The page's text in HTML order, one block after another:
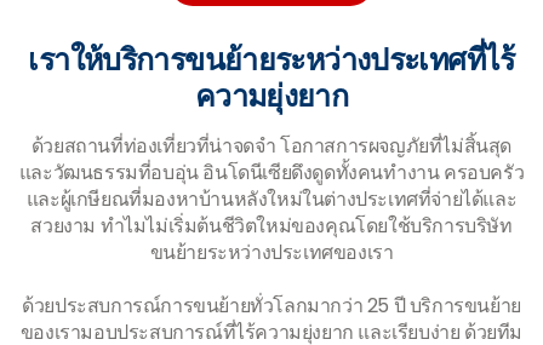
เราให้บริการขนย้ายระหว่างประเทศที่ไร้
ความยุ่งยาก
ด้วยสถานที่ท่องเที่ยวที่น่าจดจำ โอกาสการผจญภัยที่ไม่สิ้นสุด
และวัฒนธรรมที่อบอุ่น อินโดนีเซียดึงดูดทั้งคนทำงาน ครอบครัว
และผู้เกษียณที่มองหาบ้านหลังใหม่ในต่างประเทศที่จ่ายได้และ
สวยงาม ทำไมไม่เริ่มต้นชีวิตใหม่ของคุณโดยใช้บริการบริษัท
ขนย้ายระหว่างประเทศของเรา
ด้วยประสบการณ์การขนย้ายทั่วโลกมากว่า 25 ปี บริการขนย้าย
ของเรามอบประสบการณ์ที่ไร้ความยุ่งยาก และเรียบง่าย ด้วยทีม